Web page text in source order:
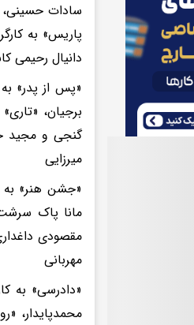
سادات حسینی،
پاریس» به
دانیال رحیمی
«پس از پدر»
برجیان،
گنجی و مجید
میرزایی
«جشن هنر» به
مانا پاک
مهربانی
«دادرسی» به
محمدپایدار،